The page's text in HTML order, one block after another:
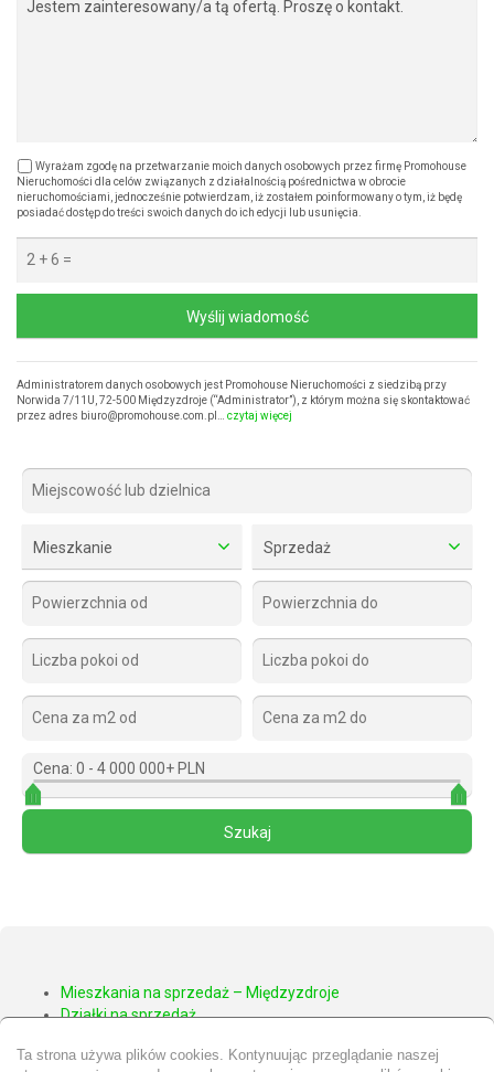
Wyrażam zgodę na przetwarzanie moich danych osobowych przez firmę Promohouse
Nieruchomości dla celów związanych z działalnością pośrednictwa w obrocie
nieruchomościami, jednocześnie potwierdzam, iż zostałem poinformowany o tym, iż będę
posiadać dostęp do treści swoich danych do ich edycji lub usunięcia.
Wyślij wiadomość
Administratorem danych osobowych jest Promohouse Nieruchomości z siedzibą przy
Norwida 7/11U, 72-500 Międzyzdroje (“Administrator”), z którym można się skontaktować
przez adres biuro@promohouse.com.pl… czytaj więcej
Mieszkanie Sprzedaż
Cena: 0 - 4 000 000+ PLN
Mieszkania na sprzedaż – Międzyzdroje
Działki na sprzedaż
Domy na sprzedaż – Międzyzdroje
Ta strona używa plików cookies. Kontynuując przeglądanie naszej